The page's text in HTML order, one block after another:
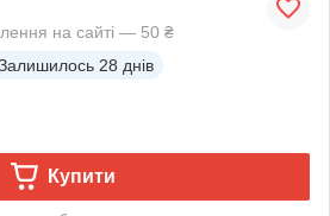
на сайті — 50 ₴
28 днів
Купити